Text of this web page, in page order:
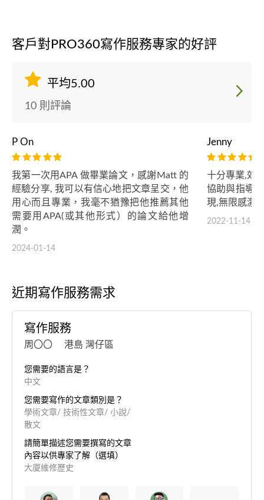
客戶對PRO360寫作服務專家的好評
平均5.00
10 則評論
P On
我第一次用APA 做畢業論文，感謝Matt 的
經驗分享, 我可以有信心地把文章呈交，他
用心而且專業，我毫不猶豫把他推薦其他
需要用APA(或其他形式）的論文給他增
潤。
2024-01-14
Jenny
十分專業,效
協助與指導,
現,無限感激!
2022-11-14
近期寫作服務需求
寫作服務
周〇〇 港島 灣仔區
您需要的語言是？
中文
您需要寫作的文章類別是？
學術文章/ 技術性文章/ 小說/
散文
請簡單描述您需要撰寫的文章
內容以供專家了解（選填）
大廈維修歷史